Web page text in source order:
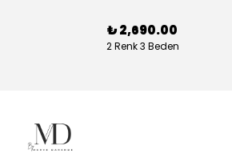
₺ 2,690.00
2 Renk 3 Beden